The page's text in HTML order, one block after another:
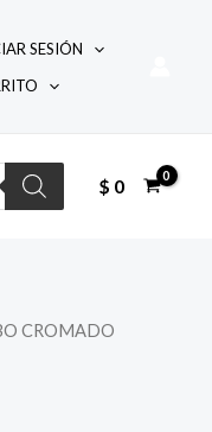
SESIÓN
$ 0
CROMADO